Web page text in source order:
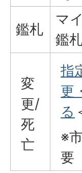
鑑札
マ
鑑
変
更/
死
亡
指
更
る
※
要